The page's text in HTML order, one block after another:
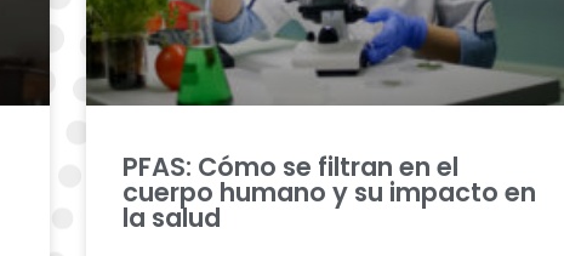
PFAS: Cómo se filtran en el
cuerpo humano y su impacto en
la salud